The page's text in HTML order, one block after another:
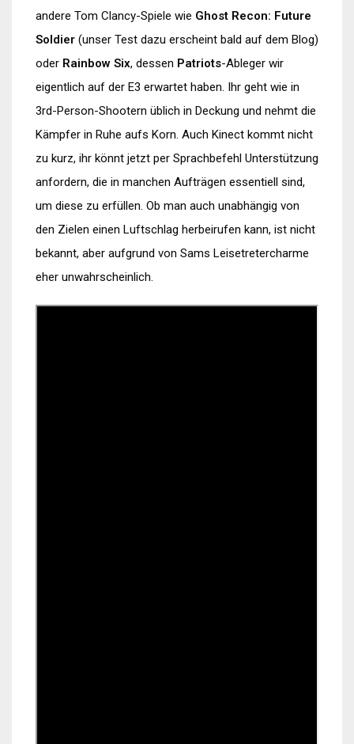
andere Tom Clancy-Spiele wie Ghost Recon: Future
Soldier (unser Test dazu erscheint bald auf dem Blog)
oder Rainbow Six, dessen Patriots-Ableger wir
eigentlich auf der E3 erwartet haben. Ihr geht wie in
3rd-Person-Shootern üblich in Deckung und nehmt die
Kämpfer in Ruhe aufs Korn. Auch Kinect kommt nicht
zu kurz, ihr könnt jetzt per Sprachbefehl Unterstützung
anfordern, die in manchen Aufträgen essentiell sind,
um diese zu erfüllen. Ob man auch unabhängig von
den Zielen einen Luftschlag herbeirufen kann, ist nicht
bekannt, aber aufgrund von Sams Leisetretercharme
eher unwahrscheinlich.